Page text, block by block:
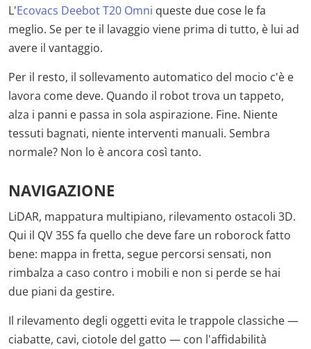
L'Ecovacs Deebot T20 Omni queste due cose le fa
meglio. Se per te il lavaggio viene prima di tutto, è lui ad
avere il vantaggio.
Per il resto, il sollevamento automatico del mocio c'è e
lavora come deve. Quando il robot trova un tappeto,
alza i panni e passa in sola aspirazione. Fine. Niente
tessuti bagnati, niente interventi manuali. Sembra
normale? Non lo è ancora così tanto.
NAVIGAZIONE
LiDAR, mappatura multipiano, rilevamento ostacoli 3D.
Qui il QV 35S fa quello che deve fare un roborock fatto
bene: mappa in fretta, segue percorsi sensati, non
rimbalza a caso contro i mobili e non si perde se hai
due piani da gestire.
Il rilevamento degli oggetti evita le trappole classiche —
ciabatte, cavi, ciotole del gatto — con l'affidabilità